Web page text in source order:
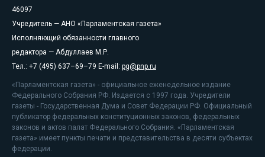
46097
Учредитель — АНО «Парламентская газета»
Исполняющий обязанности главного
редактора — Абдуллаев М.Р.
Тел.: +7 (495) 637–69–79 E-mail: pg@pnp.ru
«Парламентская газета» - официальное еженедельное издание
Федерального Собрания РФ. Издается с 1997 года. Учредители
газеты - Государственная Дума и Совет Федерации РФ. Официальный
публикатор федеральных конституционных законов, федеральных
законов и актов палат Федерального Собрания. «Парламентская
газета» имеет пункты печати и представительства в десяти субъектах
федерации.